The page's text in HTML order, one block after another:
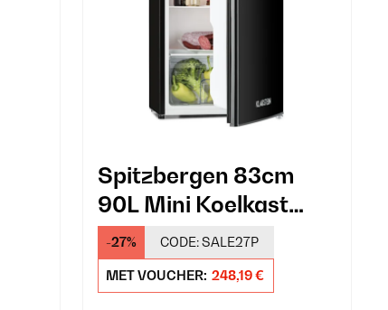
Spitzbergen 83cm
90L Mini Koelkast
Zwart
-27% CODE:SALE27P
MET VOUCHER: 248,19 €